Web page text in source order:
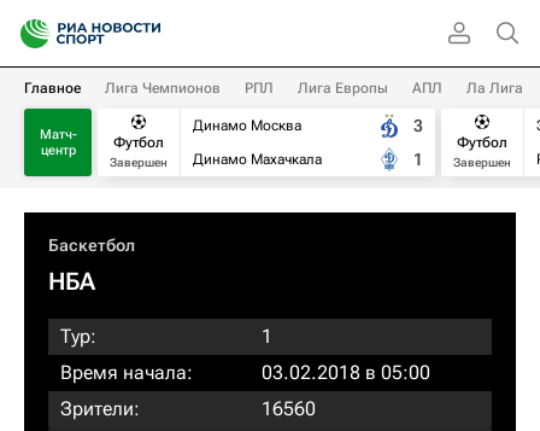
Главное Лига Чемпионов РПЛ Лига Европы АПЛ Ла Лига
Матч-
центр
Футбол
Завершен
Динамо Москва
Динамо Махачкала
3
1
Футбол
Завершен
Баскетбол
НБА
Тур:
1
Время начала:
03.02.2018 в 05:00
Зрители:
16560